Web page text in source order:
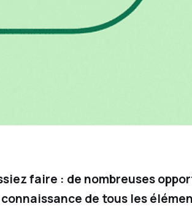
faire : de nombreuses
de tous les